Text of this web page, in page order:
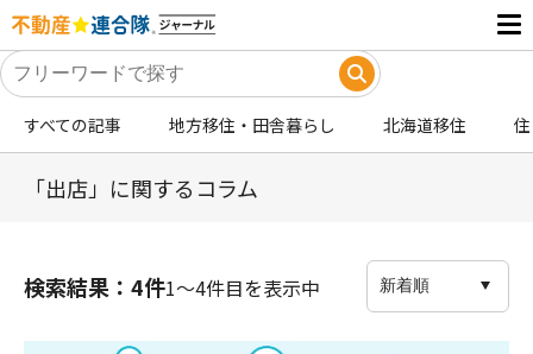
すべての記事 地方移住・田舎暮らし 北海道移住
「出店」に関するコラム
検索結果：4件1〜4件目を表示中